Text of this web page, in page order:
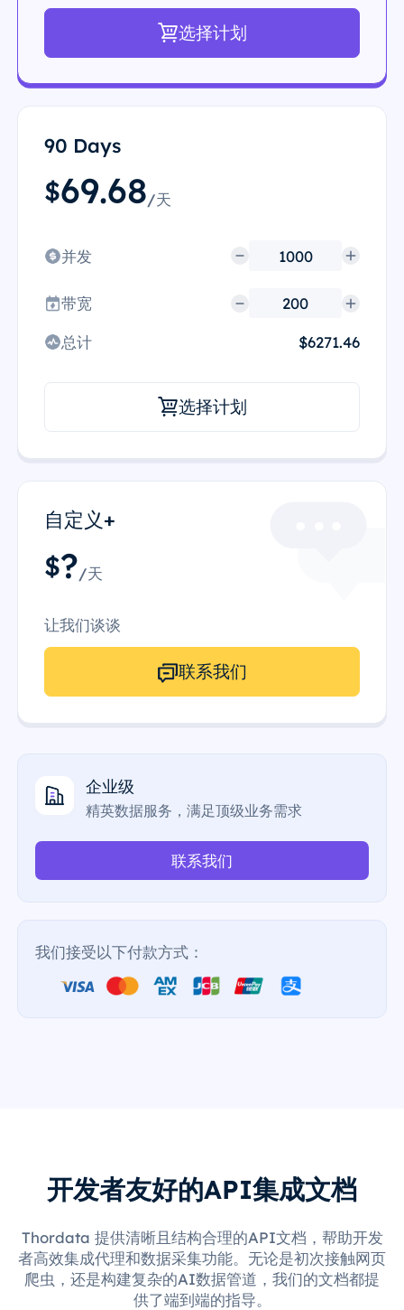
选择计划
90 Days
$69.68/天
并发
带宽
总计 $6271.46
选择计划
自定义+
$?/天
让我们谈谈
联系我们
企业级
精英数据服务，满足顶级业务需求
联系我们
我们接受以下付款方式：
开发者友好的API集成文档
Thordata 提供清晰且结构合理的API文档，帮助开发
者高效集成代理和数据采集功能。无论是初次接触网页
爬虫，还是构建复杂的AI数据管道，我们的文档都提
供了端到端的指导。